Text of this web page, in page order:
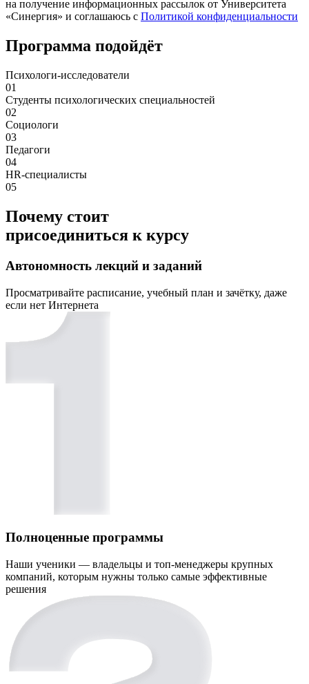
на получение информационных рассылок от Университета
«Синергия» и соглашаюсь c Политикой конфиденциальности
Программа подойдёт
Психологи-исследователи
01
Студенты психологических специальностей
02
Социологи
03
Педагоги
04
HR-специалисты
05
Почему стоит
присоединиться к курсу
Автономность лекций и заданий
Просматривайте расписание, учебный план и зачётку, даже
если нет Интернета
Полноценные программы
Наши ученики — владельцы и топ-менеджеры крупных
компаний, которым нужны только самые эффективные
решения